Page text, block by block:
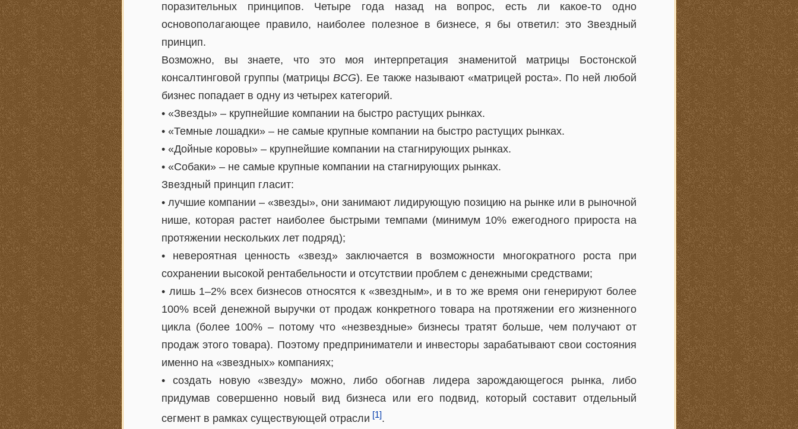
поразительных принципов. Четыре года назад на вопрос, есть ли какое-то одно
основополагающее правило, наиболее полезное в бизнесе, я бы ответил: это Звездный
принцип.
Возможно, вы знаете, что это моя интерпретация знаменитой матрицы Бостонской
консалтинговой группы (матрицы BCG). Ее также называют «матрицей роста». По ней любой
бизнес попадает в одну из четырех категорий.
• «Звезды» – крупнейшие компании на быстро растущих рынках.
• «Темные лошадки» – не самые крупные компании на быстро растущих рынках.
• «Дойные коровы» – крупнейшие компании на стагнирующих рынках.
• «Собаки» – не самые крупные компании на стагнирующих рынках.
Звездный принцип гласит:
• лучшие компании – «звезды», они занимают лидирующую позицию на рынке или в рыночной
нише, которая растет наиболее быстрыми темпами (минимум 10% ежегодного прироста на
протяжении нескольких лет подряд);
• невероятная ценность «звезд» заключается в возможности многократного роста при
сохранении высокой рентабельности и отсутствии проблем с денежными средствами;
• лишь 1–2% всех бизнесов относятся к «звездным», и в то же время они генерируют более
100% всей денежной выручки от продаж конкретного товара на протяжении его жизненного
цикла (более 100% – потому что «незвездные» бизнесы тратят больше, чем получают от
продаж этого товара). Поэтому предприниматели и инвесторы зарабатывают свои состояния
именно на «звездных» компаниях;
• создать новую «звезду» можно, либо обогнав лидера зарождающегося рынка, либо
придумав совершенно новый вид бизнеса или его подвид, который составит отдельный
сегмент в рамках существующей отрасли [1].